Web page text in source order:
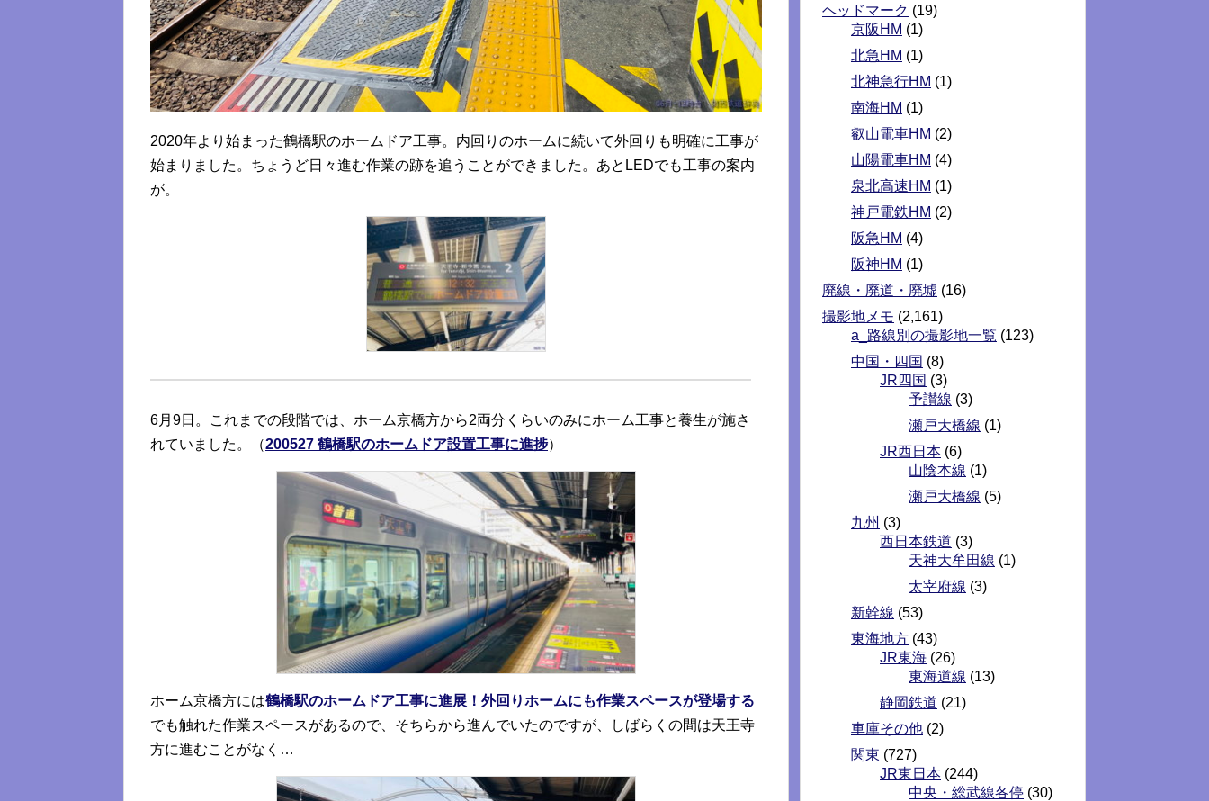
2020年より始まった鶴橋駅のホームドア工事。内回りのホームに続いて外回りも明確に工事が
始まりました。ちょうど日々進む作業の跡を追うことができました。あとLEDでも工事の案内
が。
6月9日。これまでの段階では、ホーム京橋方から2両分くらいのみにホーム工事と養生が施さ
れていました。（200527 鶴橋駅のホームドア設置工事に進捗）
ホーム京橋方には鶴橋駅のホームドア工事に進展！外回りホームにも作業スペースが登場する
でも触れた作業スペースがあるので、そちらから進んでいたのですが、しばらくの間は天王寺
方に進むことがなく…
ヘッドマーク (19)
京阪HM (1)
北急HM (1)
北神急行HM (1)
南海HM (1)
叡山電車HM (2)
山陽電車HM (4)
泉北高速HM (1)
神戸電鉄HM (2)
阪急HM (4)
阪神HM (1)
廃線・廃道・廃墟 (16)
撮影地メモ (2,161)
a_路線別の撮影地一覧 (123)
中国・四国 (8)
JR四国 (3)
予讃線 (3)
瀬戸大橋線 (1)
JR西日本 (6)
山陰本線 (1)
瀬戸大橋線 (5)
九州 (3)
西日本鉄道 (3)
天神大牟田線 (1)
太宰府線 (3)
新幹線 (53)
東海地方 (43)
JR東海 (26)
東海道線 (13)
静岡鉄道 (21)
車庫その他 (2)
関東 (727)
JR東日本 (244)
中央・総武線各停 (30)